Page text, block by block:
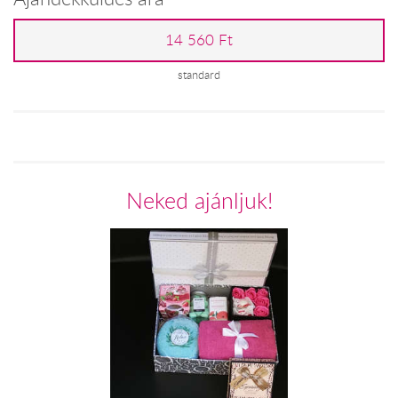
14 560 Ft
standard
Neked ajánljuk!